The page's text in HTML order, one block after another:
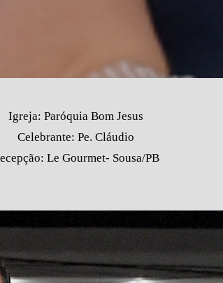
Igreja: Paróquia Bom Jesus
Celebrante: Pe. Cláudio
Le Gourmet- Sousa/PB